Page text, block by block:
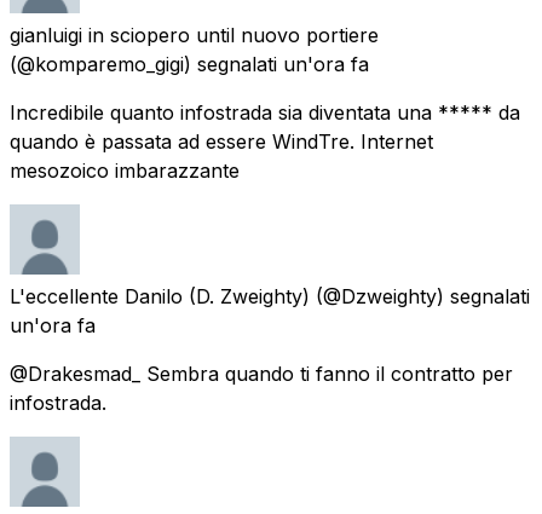
gianluigi in sciopero until nuovo portiere
(@komparemo_gigi) segnalati un'ora fa
Incredibile quanto infostrada sia diventata una ***** da
quando è passata ad essere WindTre. Internet
mesozoico imbarazzante
L'eccellente Danilo (D. Zweighty) (@Dzweighty) segnalati
un'ora fa
@Drakesmad_ Sembra quando ti fanno il contratto per
infostrada.